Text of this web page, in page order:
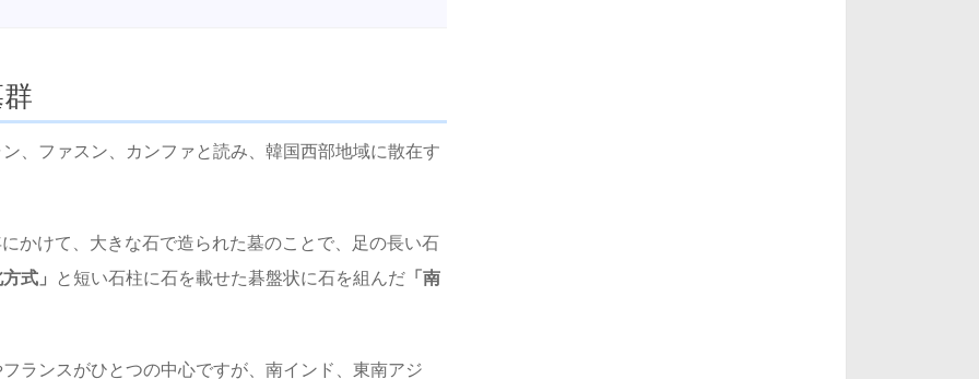
、ファスン、カンファと読み、韓国西部地域に散在す
かけて、大きな石で造られた墓のことで、足の長い石
式」
と短い石柱に石を載せた碁盤状に石を組んだ 「南
ランスがひとつの中心ですが、南インド、東南アジ